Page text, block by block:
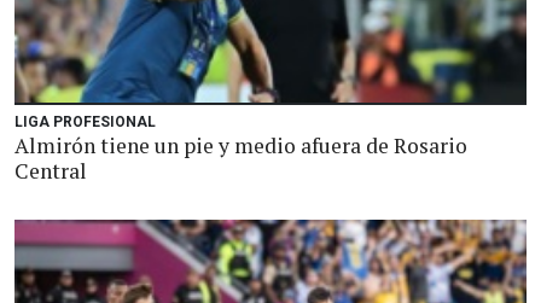
LIGA PROFESIONAL
Almirón tiene un pie y medio afuera de Rosario
Central